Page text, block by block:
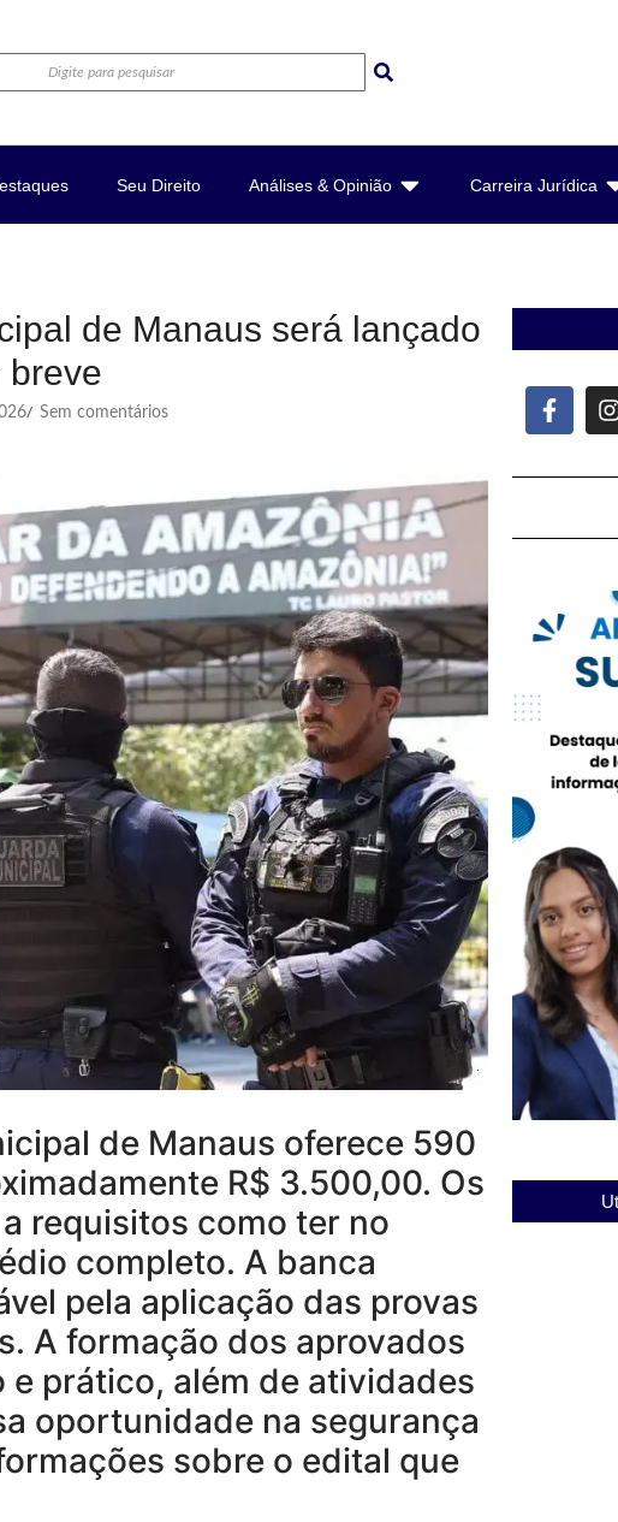
Seu Direito Análises & Opinião Carreira Jurídica
de Manaus será lançado
breve
/ Sem comentários
de Manaus oferece 590
R$ 3.500,00. Os
requisitos como ter no
completo. A banca
pela aplicação das provas
A formação dos aprovados
prático, além de atividades
oportunidade na segurança
sobre o edital que